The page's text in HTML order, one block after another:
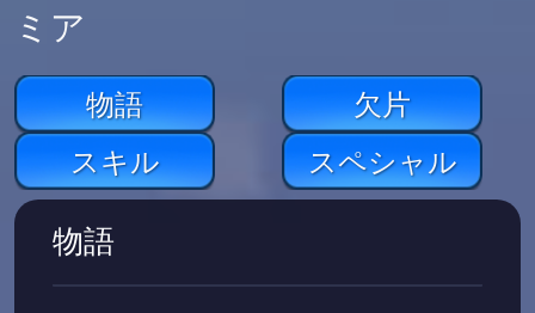
ミア
物語
欠片
スキル
スペシャル
物語